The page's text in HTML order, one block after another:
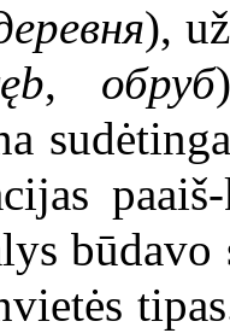
),
, обруб